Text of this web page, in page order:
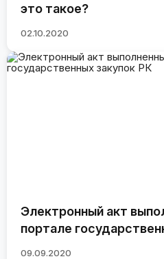
это такое?
02.10.2020
Электронный акт
портале
09.09.2020